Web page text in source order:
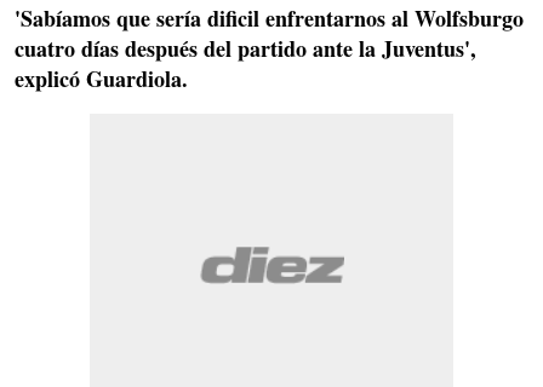
'Sabíamos que sería dificil enfrentarnos al Wolfsburgo
cuatro días después del partido ante la Juventus',
explicó Guardiola.